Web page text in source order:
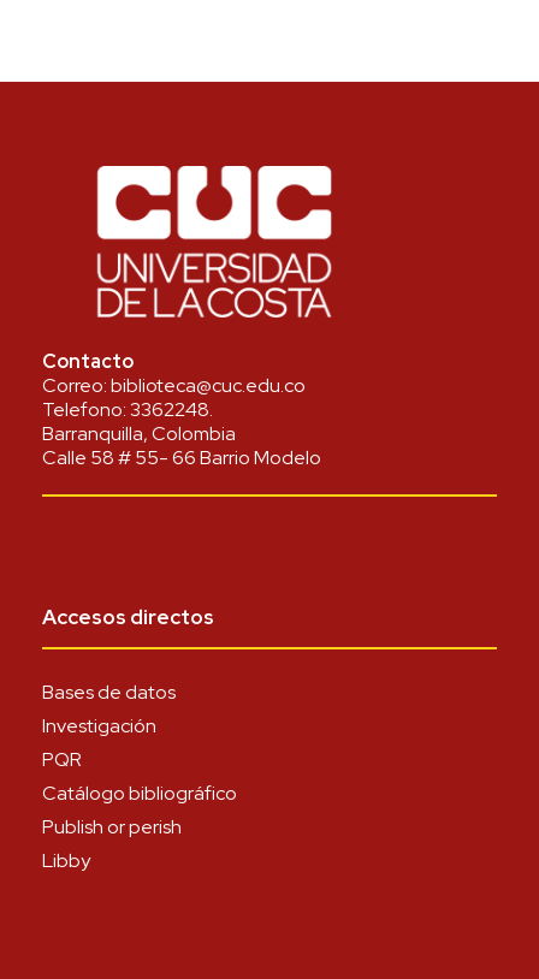
Contacto
Correo:biblioteca@cuc.edu.co
Telefono:3362248.
Barranquilla, Colombia
Calle 58 # 55- 66 Barrio Modelo
Accesos directos
Bases de datos
Investigación
PQR
Catálogo bibliográfico
Publish or perish
Libby